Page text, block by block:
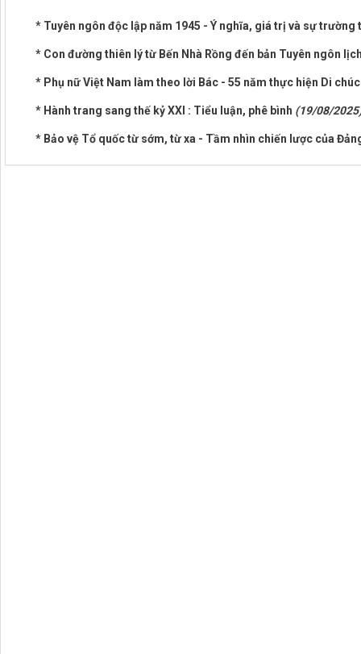
* Tuyên ngôn độc lập năm 1945 - Ý nghĩa, giá trị và sự trường
* Con đường thiên lý từ Bến Nhà Rồng đến bản Tuyên ngôn
* Phụ nữ Việt Nam làm theo lời Bác - 55 năm thực hiện Di
* Hành trang sang thế kỷ XXI : Tiểu luận, phê bình (19/08/
* Bảo vệ Tổ quốc từ sớm, từ xa - Tầm nhìn chiến lược của